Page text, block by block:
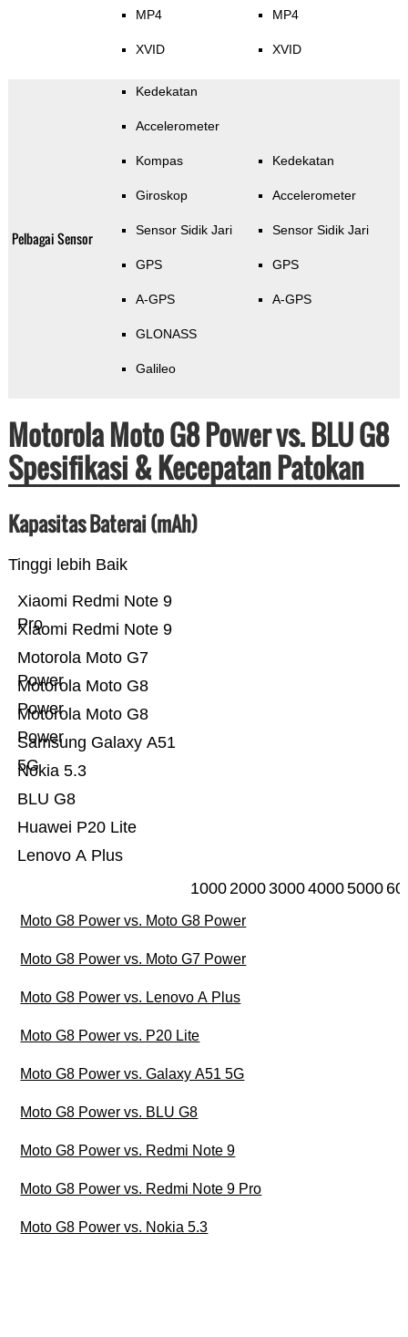
MP4
XVID
MP4
XVID
Pelbagai Sensor
Kedekatan
Accelerometer
Kompas
Giroskop
Sensor Sidik Jari
GPS
A-GPS
GLONASS
Galileo
Kedekatan
Accelerometer
Sensor Sidik Jari
GPS
A-GPS
Motorola Moto G8 Power vs. BLU G8
Spesifikasi & Kecepatan Patokan
Kapasitas Baterai (mAh)
Tinggi lebih Baik
Lenovo A Plus
Huawei P20 Lite
BLU G8
Nokia 5.3
Samsung Galaxy A51
5G
Motorola Moto G8
Power
Motorola Moto G8
Power
Motorola Moto G7
Power
Xiaomi Redmi Note 9
Xiaomi Redmi Note 9
Pro
10002000300040005000
Moto G8 Power vs. Moto G8 Power
Moto G8 Power vs. Moto G7 Power
Moto G8 Power vs. Lenovo A Plus
Moto G8 Power vs. P20 Lite
Moto G8 Power vs. Galaxy A51 5G
Moto G8 Power vs. BLU G8
Moto G8 Power vs. Redmi Note 9
Moto G8 Power vs. Redmi Note 9 Pro
Moto G8 Power vs. Nokia 5.3